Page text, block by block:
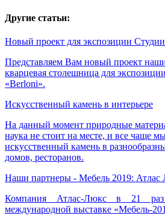
Другие статьи:
Новый проект для экспозиции
Представляем Вам новый проект
кварцевая столешница для
«Berloni».
Искусственный камень в интерьере
На данный момент природные
наука не стоит на месте, и все чаще
искусственный камень в
домов, ресторанов.
Наши партнеры - Мебель 2019: Атлас
Компания Атлас-Люкс в 21
международной выставке «Мебель-